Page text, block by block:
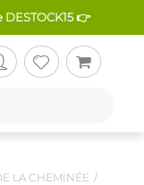
👉
LA CHEMINÉE